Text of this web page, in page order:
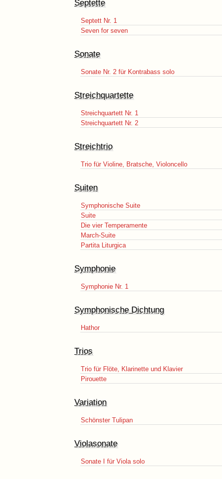
Septette
Septett Nr. 1
Seven for seven
Sonate
Sonate Nr. 2 für Kontrabass solo
Streichquartette
Streichquartett Nr. 1
Streichquartett Nr. 2
Streichtrio
Trio für Violine, Bratsche, Violoncello
Suiten
Symphonische Suite
Suite
Die vier Temperamente
March-Suite
Partita Liturgica
Symphonie
Symphonie Nr. 1
Symphonische Dichtung
Hathor
Trios
Trio für Flöte, Klarinette und Klavier
Pirouette
Variation
Schönster Tulipan
Violasonate
Sonate I für Viola solo